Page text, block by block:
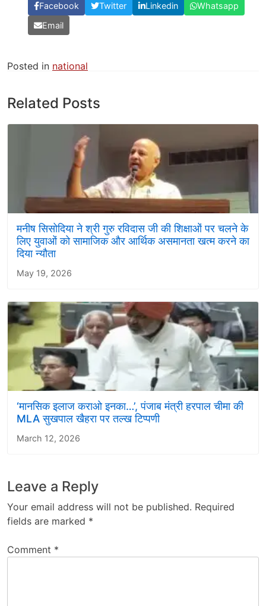
Facebook Twitter Linkedin
Whatsapp
Email
Posted in national
Related Posts
मनीष सिसोदिया ने श्री गुरु रविदास जी की शिक्षाओं पर चलने के
लिए युवाओं को सामाजिक और आर्थिक असमानता खत्म करने का
दिया न्यौता
May 19, 2026
‘मानसिक इलाज कराओ इनका…’, पंजाब मंत्री हरपाल चीमा की
MLA सुखपाल खैहरा पर तल्ख टिप्पणी
March 12, 2026
Leave a Reply
Your email address will not be published. Required
fields are marked *
Comment *